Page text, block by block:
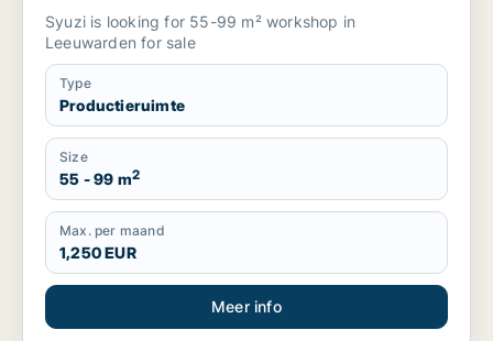
Syuzi is looking for 55-99 m² workshop in
Leeuwarden for sale
Type
Productieruimte
Size
55 - 99 m2
Max. per maand
1,250 EUR
Meer info